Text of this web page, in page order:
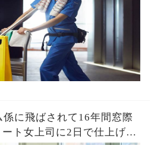
に飛ばされて16年間窓際
ト女上司に2日で仕上げた